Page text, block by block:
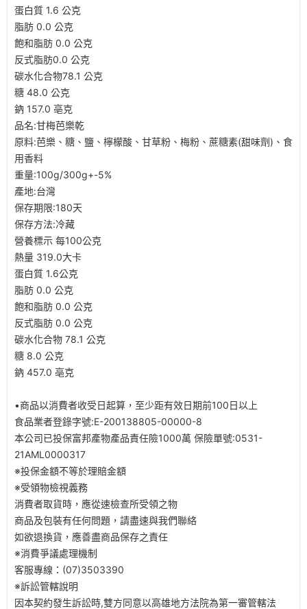
蛋白質 1.6 公克
脂肪 0.0 公克
飽和脂肪 0.0 公克
反式脂肪0.0 公克
碳水化合物78.1 公克
糖 48.0 公克
鈉 157.0 亳克
品名:甘梅芭樂乾
原料:芭樂、糖、鹽、檸檬酸、甘草粉、梅粉、蔗糖素(甜味劑)、食
用香料
重量:100g/300g+-5%
產地:台灣
保存期限:180天
保存方法:冷藏
營養標示 每100公克
熱量 319.0大卡
蛋白質 1.6公克
脂肪 0.0 公克
飽和脂肪 0.0 公克
反式脂肪 0.0 公克
碳水化合物 78.1 公克
糖 8.0 公克
鈉 457.0 亳克
•商品以消費者收受日起算，至少距有效日期前100日以上
食品業者登錄字號:E-200138805-00000-8
本公司已投保富邦產物產品責任險1000萬 保險單號:0531-
21AML0000317
※投保金額不等於理賠金額
※受領物檢視義務​
消費者取貨時，應從速檢查所受領之物​
商品及包裝有任何問題，請盡速與我們聯絡​
如欲退換貨，應善盡商品保存之責任​
※消費爭議處理機制​
客服專線：(07)3503390
※訴訟管轄說明​
因本契約發生訴訟時,雙方同意以高雄地方法院為第一審管轄法